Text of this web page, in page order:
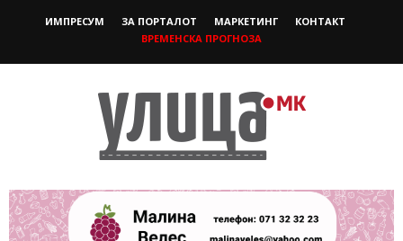
ИМПРЕСУМ ЗА ПОРТАЛОТ МАРКЕТИНГ
КОНТАКТ
ВРЕМЕНСКА ПРОГНОЗА